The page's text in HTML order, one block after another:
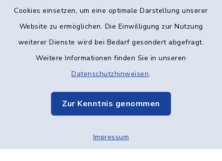
Cookies einsetzen, um eine optimale Darstellung unserer
Website zu ermöglichen. Die Einwilligung zur Nutzung
weiterer Dienste wird bei Bedarf gesondert abgefragt.
Weitere Informationen finden Sie in unseren
Datenschutzhinweisen.
Zur Kenntnis genommen
Impressum
Kontakt
Datenschutz
Elektronische Kommunikation
Sitemap